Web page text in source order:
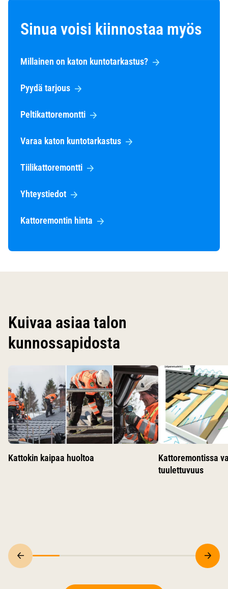
Sinua voisi kiinnostaa myös
Millainen on katon kuntotarkastus?
Pyydä tarjous
Peltikattoremontti
Varaa katon kuntotarkastus
Tiilikattoremontti
Yhteystiedot
Kattoremontin hinta
Kuivaa asiaa talon
kunnossapidosta
Käytä nuolinäppäimiä siirtyäksesi karusellin diojen välillä.
Kattokin kaipaa huoltoa
Kattoremontissa
tuulettuvuus